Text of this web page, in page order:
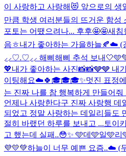
이 사랑하고 사랑해😻 앞으로의 생
만큼 학생 여러분들의 뜨거운 함성
포토는 어땠으려나... 후후🤩🤩새침
음ㅎ내가 좋아하는 가을하늘🍂☁️ (
⸝⸝♡.♡⸝⸝ 해삐해삐 추석 보내
💖내가 좋아하는 사진📸📸🩶🩶 내
이팅해요☁️🍀 🎓🎓🎓✨멋진 표정
는 진짜 나를 참 행복하게 만들어
언제나 사랑한다구 진짜 사랑행 데
되었고 정말 사랑하는 데일리들도
절히 바랬던 하루를 보내고 ... 토이
고 했는데 실패..😳✨ 🩵데🩵일🩵리
💜💛💚하늘이 너무 예쁜 요즘..☁️ (